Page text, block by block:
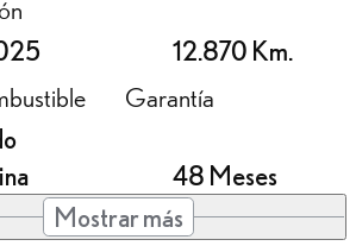
12.870 Km.
Garantía
48 Meses
Mostrar más